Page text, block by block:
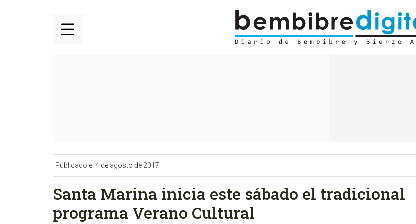
Publicado el 4 de agosto de 2017
Santa Marina inicia este sábado el tradicional
programa Verano Cultural